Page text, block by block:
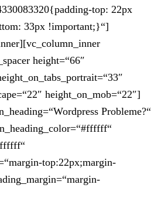
top: 22px
33px !important;}“]
height=“66″
height_on_mob=“22″]
Probleme?“
top:22px;margin-